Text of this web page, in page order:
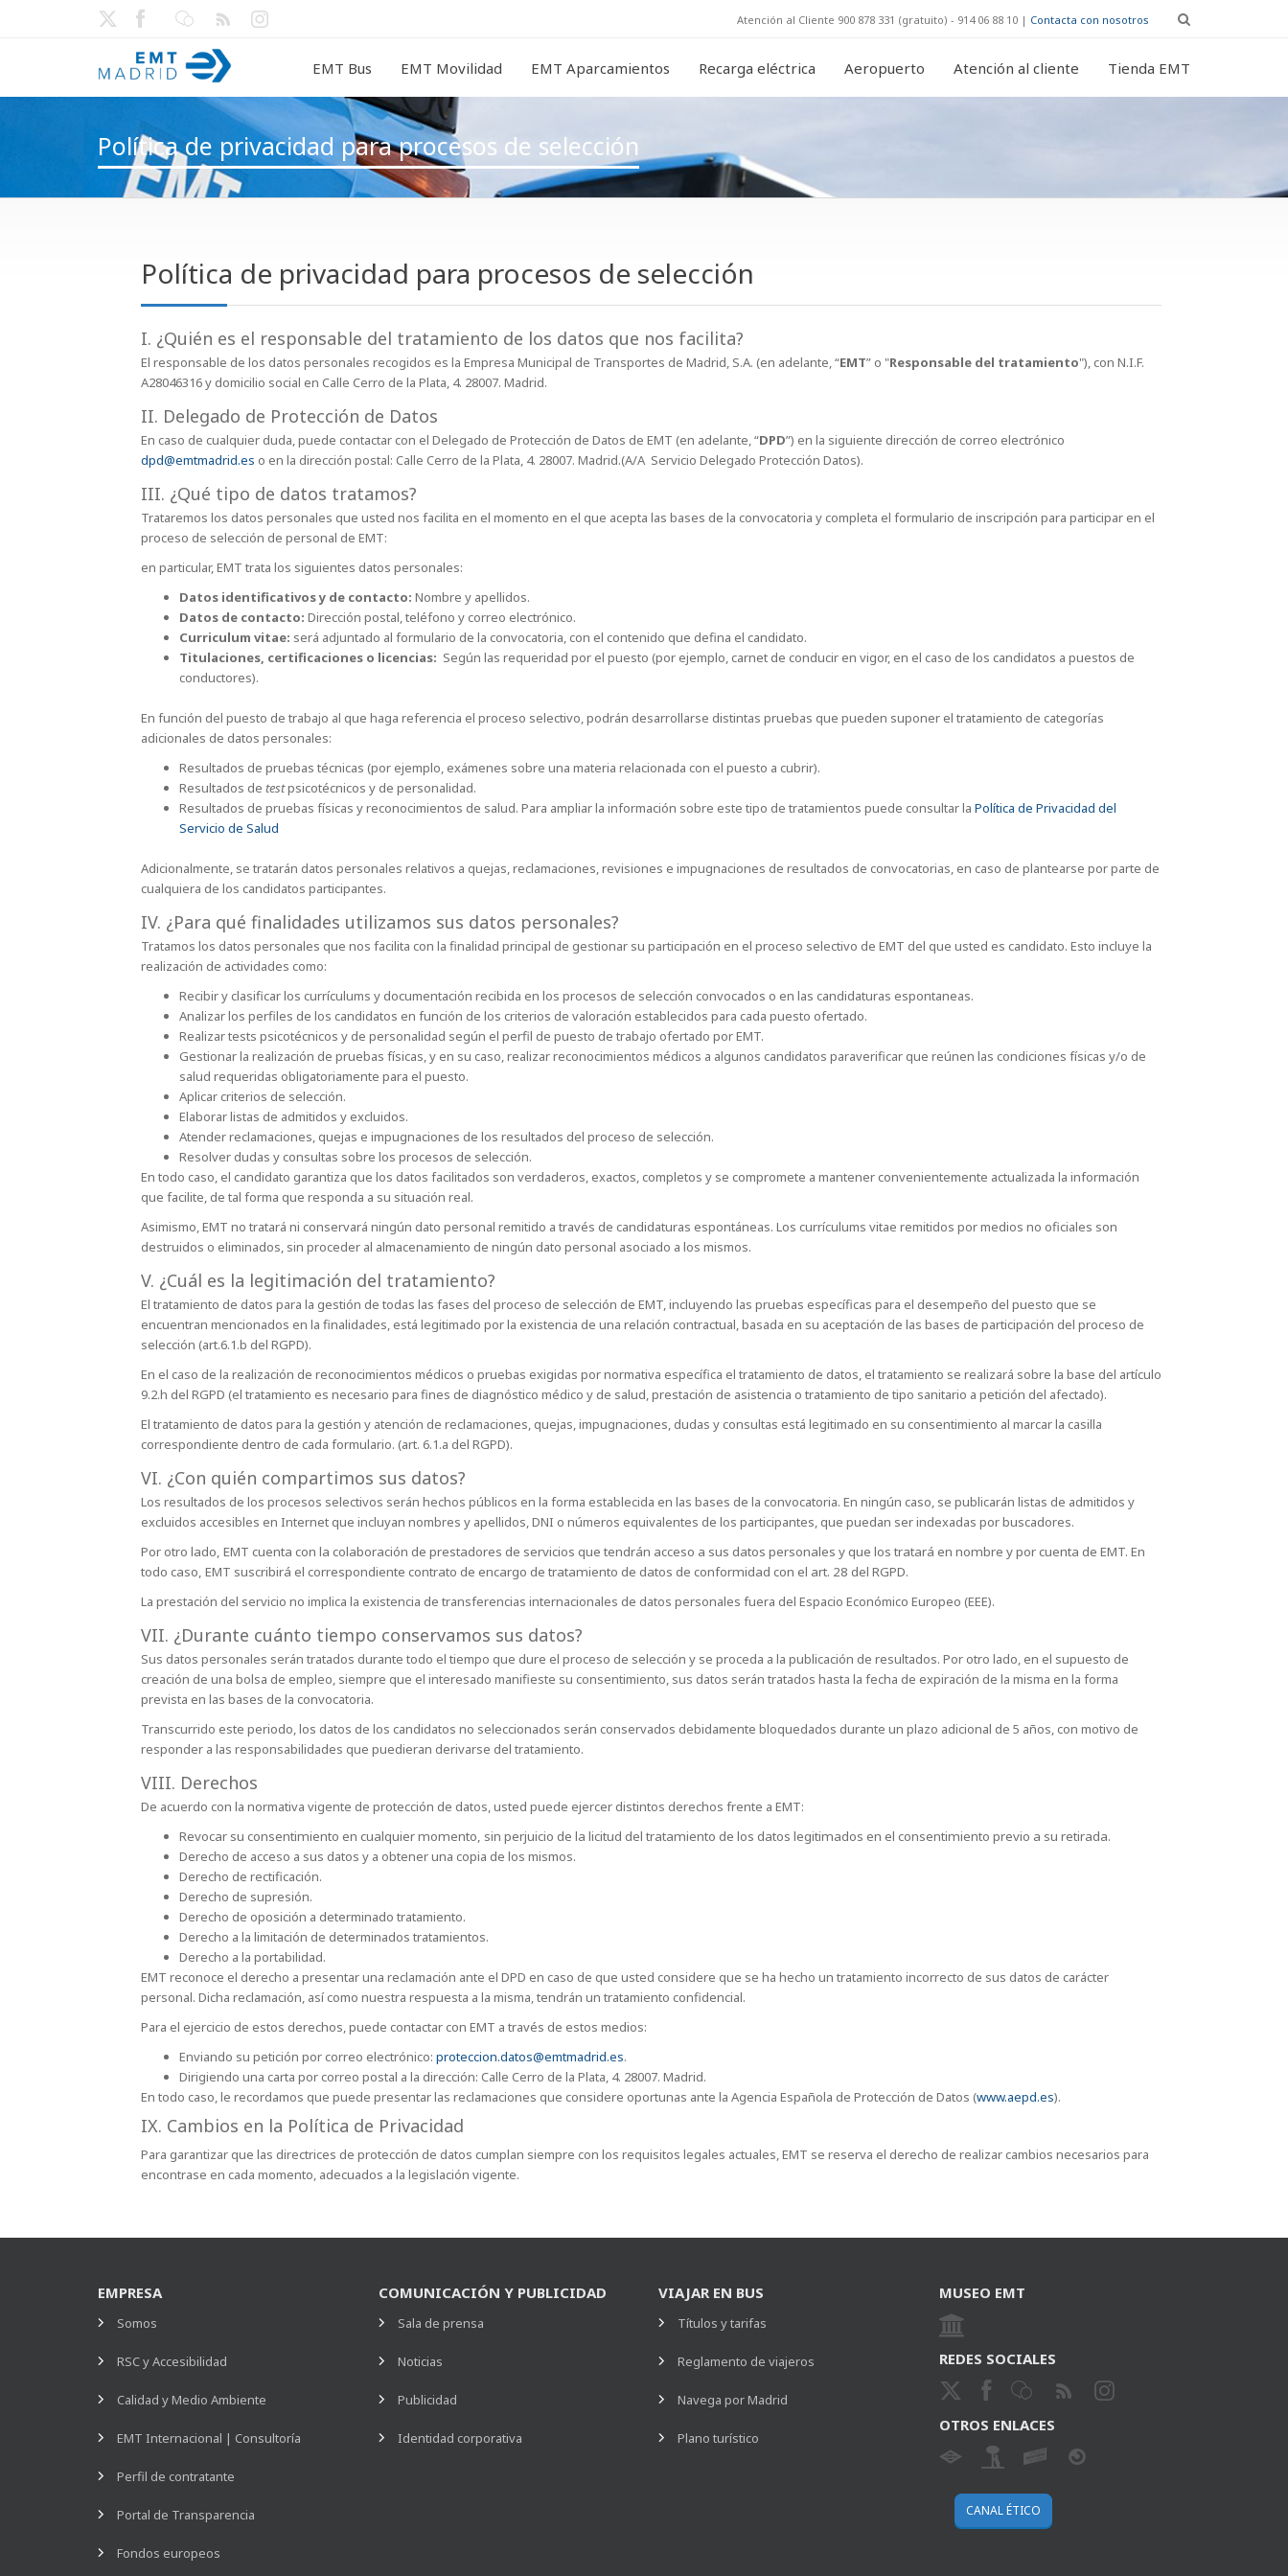
Atención al Cliente 900 878 331 (gratuito) - 914 06 88 10 | Contacta con nosotros
EMT Bus EMT Movilidad EMT Aparcamientos Recarga eléctrica Aeropuerto Atención al cliente Tienda EMT
Política de privacidad para procesos de selección
Política de privacidad para procesos de selección
I. ¿Quién es el responsable del tratamiento de los datos que nos facilita?
El responsable de los datos personales recogidos es la Empresa Municipal de Transportes de Madrid, S.A. (en adelante, “EMT” o "Responsable del tratamiento"), con N.I.F.
A28046316 y domicilio social en Calle Cerro de la Plata, 4. 28007. Madrid.
II. Delegado de Protección de Datos
En caso de cualquier duda, puede contactar con el Delegado de Protección de Datos de EMT (en adelante, “DPD”) en la siguiente dirección de correo electrónico
dpd@emtmadrid.es o en la dirección postal: Calle Cerro de la Plata, 4. 28007. Madrid.(A/A Servicio Delegado Protección Datos).
III. ¿Qué tipo de datos tratamos?
Trataremos los datos personales que usted nos facilita en el momento en el que acepta las bases de la convocatoria y completa el formulario de inscripción para participar en el
proceso de selección de personal de EMT:
en particular, EMT trata los siguientes datos personales:
Datos identificativos y de contacto: Nombre y apellidos.
Datos de contacto: Dirección postal, teléfono y correo electrónico.
Curriculum vitae: será adjuntado al formulario de la convocatoria, con el contenido que defina el candidato.
Titulaciones, certificaciones o licencias: Según las requeridad por el puesto (por ejemplo, carnet de conducir en vigor, en el caso de los candidatos a puestos de
conductores).
En función del puesto de trabajo al que haga referencia el proceso selectivo, podrán desarrollarse distintas pruebas que pueden suponer el tratamiento de categorías
adicionales de datos personales:
Resultados de pruebas técnicas (por ejemplo, exámenes sobre una materia relacionada con el puesto a cubrir).
Resultados de testpsicotécnicos y de personalidad.
Resultados de pruebas físicas y reconocimientos de salud. Para ampliar la información sobre este tipo de tratamientos puede consultar la Política de Privacidad del
Servicio de Salud
Adicionalmente, se tratarán datos personales relativos a quejas, reclamaciones, revisiones e impugnaciones de resultados de convocatorias, en caso de plantearse por parte de
cualquiera de los candidatos participantes.
IV. ¿Para qué finalidades utilizamos sus datos personales?
Tratamos los datos personales que nos facilita con la finalidad principal de gestionar su participación en el proceso selectivo de EMT del que usted es candidato. Esto incluye la
realización de actividades como:
Recibir y clasificar los currículums y documentación recibida en los procesos de selección convocados o en las candidaturas espontaneas.
Analizar los perfiles de los candidatos en función de los criterios de valoración establecidos para cada puesto ofertado.
Realizar tests psicotécnicos y de personalidad según el perfil de puesto de trabajo ofertado por EMT.
Gestionar la realización de pruebas físicas, y en su caso, realizar reconocimientos médicos a algunos candidatos paraverificar que reúnen las condiciones físicas y/o de
salud requeridas obligatoriamente para el puesto.
Aplicar criterios de selección.
Elaborar listas de admitidos y excluidos.
Atender reclamaciones, quejas e impugnaciones de los resultados del proceso de selección.
Resolver dudas y consultas sobre los procesos de selección.
En todo caso, el candidato garantiza que los datos facilitados son verdaderos, exactos, completos y se compromete a mantener convenientemente actualizada la información
que facilite, de tal forma que responda a su situación real.
Asimismo, EMT no tratará ni conservará ningún dato personal remitido a través de candidaturas espontáneas. Los currículums vitae remitidos por medios no oficiales son
destruidos o eliminados, sin proceder al almacenamiento de ningún dato personal asociado a los mismos.
V. ¿Cuál es la legitimación del tratamiento?
El tratamiento de datos para la gestión de todas las fases del proceso de selección de EMT, incluyendo las pruebas específicas para el desempeño del puesto que se
encuentran mencionados en la finalidades, está legitimado por la existencia de una relación contractual, basada en su aceptación de las bases de participación del proceso de
selección (art.6.1.b del RGPD).
En el caso de la realización de reconocimientos médicos o pruebas exigidas por normativa específica el tratamiento de datos, el tratamiento se realizará sobre la base del artículo
9.2.h del RGPD (el tratamiento es necesario para fines de diagnóstico médico y de salud, prestación de asistencia o tratamiento de tipo sanitario a petición del afectado).
El tratamiento de datos para la gestión y atención de reclamaciones, quejas, impugnaciones, dudas y consultas está legitimado en su consentimiento al marcar la casilla
correspondiente dentro de cada formulario. (art. 6.1.a del RGPD).
VI. ¿Con quién compartimos sus datos?
Los resultados de los procesos selectivos serán hechos públicos en la forma establecida en las bases de la convocatoria. En ningún caso, se publicarán listas de admitidos y
excluidos accesibles en Internet que incluyan nombres y apellidos, DNI o números equivalentes de los participantes, que puedan ser indexadas por buscadores.
Por otro lado, EMT cuenta con la colaboración de prestadores de servicios que tendrán acceso a sus datos personales y que los tratará en nombre y por cuenta de EMT. En
todo caso, EMT suscribirá el correspondiente contrato de encargo de tratamiento de datos de conformidad con el art. 28 del RGPD.
La prestación del servicio no implica la existencia de transferencias internacionales de datos personales fuera del Espacio Económico Europeo (EEE).
VII. ¿Durante cuánto tiempo conservamos sus datos?
Sus datos personales serán tratados durante todo el tiempo que dure el proceso de selección y se proceda a la publicación de resultados. Por otro lado, en el supuesto de
creación de una bolsa de empleo, siempre que el interesado manifieste su consentimiento, sus datos serán tratados hasta la fecha de expiración de la misma en la forma
prevista en las bases de la convocatoria.
Transcurrido este periodo, los datos de los candidatos no seleccionados serán conservados debidamente bloquedados durante un plazo adicional de 5 años, con motivo de
responder a las responsabilidades que puedieran derivarse del tratamiento.
VIII. Derechos
De acuerdo con la normativa vigente de protección de datos, usted puede ejercer distintos derechos frente a EMT:
Revocar su consentimiento en cualquier momento, sin perjuicio de la licitud del tratamiento de los datos legitimados en el consentimiento previo a su retirada.
Derecho de acceso a sus datos y a obtener una copia de los mismos.
Derecho de rectificación.
Derecho de supresión.
Derecho de oposición a determinado tratamiento.
Derecho a la limitación de determinados tratamientos.
Derecho a la portabilidad.
EMT reconoce el derecho a presentar una reclamación ante el DPD en caso de que usted considere que se ha hecho un tratamiento incorrecto de sus datos de carácter
personal. Dicha reclamación, así como nuestra respuesta a la misma, tendrán un tratamiento confidencial.
Para el ejercicio de estos derechos, puede contactar con EMT a través de estos medios:
Enviando su petición por correo electrónico: proteccion.datos@emtmadrid.es.
Dirigiendo una carta por correo postal a la dirección: Calle Cerro de la Plata, 4. 28007. Madrid.
En todo caso, le recordamos que puede presentar las reclamaciones que considere oportunas ante la Agencia Española de Protección de Datos (www.aepd.es).
IX. Cambios en la Política de Privacidad
Para garantizar que las directrices de protección de datos cumplan siempre con los requisitos legales actuales, EMT se reserva el derecho de realizar cambios necesarios para
encontrase en cada momento, adecuados a la legislación vigente.
EMPRESA
Somos
RSC y Accesibilidad
Calidad y Medio Ambiente
EMT Internacional | Consultoría
Perfil de contratante
Portal de Transparencia
Fondos europeos
COMUNICACIÓN Y PUBLICIDAD
Sala de prensa
Noticias
Publicidad
Identidad corporativa
VIAJAR EN BUS
Títulos y tarifas
Reglamento de viajeros
Navega por Madrid
Plano turístico
MUSEO EMT
REDES SOCIALES
OTROS ENLACES
CANAL ÉTICO